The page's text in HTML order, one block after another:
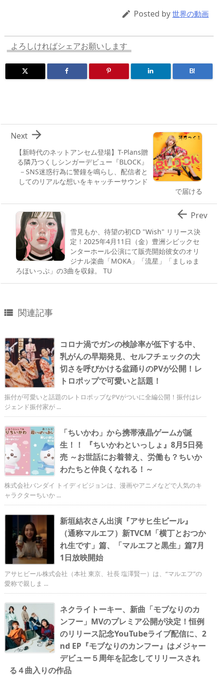
s o
n
ar
d
ro
p.
 Posted by 世界の動画
よろしければシェアお願いします
B!
【新時代のネットアンセム登場】T-Plans贈
る隣乃つくしシンガーデビュー『BLOCK』
－SNS迷惑行為に警鐘を鳴らし、配信者と
してのリアルな想いをキャッチーサウンド
で届ける

Next
雪見もか、待望の初CD "Wish" リリース決
定！2025年4月11日（金）豊洲シビックセ
ンターホール公演にて販売開始彼女のオリ
ジナル楽曲「MOKA」「流星」「ましゅま
ろほいっぷ」の3曲を収録。 TU
 Prev
 関連記事
コロナ渦でガンの検診率が低下する中、
乳がんの早期発見、セルフチェックの大
切さを呼びかける盆踊りのPVが公開！レ
トロポップで可愛いと話題！
振付が可愛いと話題のレトロポップなPVがついに全編公開！振付はレ
ジェンド振付家が ...
「ちいかわ」から携帯液晶ゲームが誕
生！！ 『ちいかわといっしょ』8月5日発
売 ～お世話にお着替え、労働も？ちいか
わたちと仲良くなれる！～
株式会社バンダイ トイディビジョンは、漫画やアニメなどで人気のキ
ャラクターちいか ...
新垣結衣さん出演『アサヒ生ビール』
（通称マルエフ）新TVCM「横丁とおつか
れ生です」篇、「マルエフと黒生」篇7月
1日放映開始
アサヒビール株式会社（本社 東京、社長 塩澤賢一）は、“マルエフ”の
愛称で親しま ...
ネクライトーキー、新曲「モブなりのカ
ンフー」MVのプレミア公開が決定！恒例
のリリース記念YouTubeライブ配信に、2
nd EP『モブなりのカンフー』はメジャー
デビュー５周年を記念してリリースされ
る４曲入りの作品